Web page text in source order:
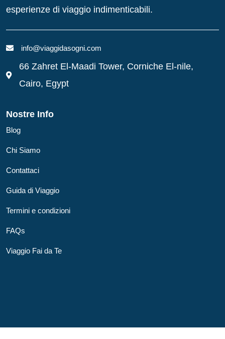
esperienze di viaggio indimenticabili.
info@viaggidasogni.com
66 Zahret El-Maadi Tower, Corniche El-nile,
Cairo, Egypt
Nostre Info
Blog
Chi Siamo
Contattaci
Guida di Viaggio
Termini e condizioni
FAQs
Viaggio Fai da Te